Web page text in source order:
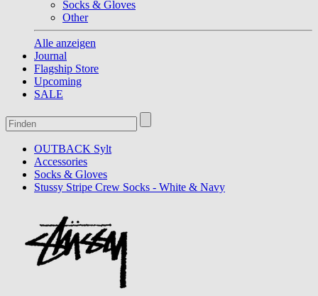
Socks & Gloves
Other
Alle anzeigen
Journal
Flagship Store
Upcoming
SALE
OUTBACK Sylt
Accessories
Socks & Gloves
Stussy Stripe Crew Socks - White & Navy